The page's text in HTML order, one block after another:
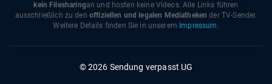
kein Filesharingan und hosten keine Videos. Alle Links führen
ausschließlich zu den offiziellen und legalen Mediatheken der TV-Sender.
Weitere Details finden Sie in unserem Impressum.
© 2026 Sendung verpasst UG